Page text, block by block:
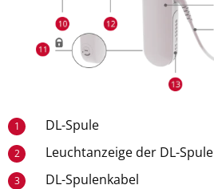
1 DL-Spule
2 Leuchtanzeige der DL-Spule
3 DL-Spulenkabel